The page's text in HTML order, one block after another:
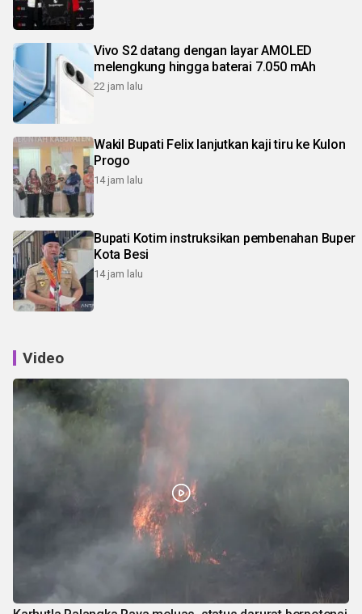
Vivo S2 datang dengan layar AMOLED
melengkung hingga baterai 7.050 mAh
22 jam lalu
Wakil Bupati Felix lanjutkan kaji tiru ke Kulon
Progo
14 jam lalu
Bupati Kotim instruksikan pembenahan Buper
Kota Besi
14 jam lalu
Video